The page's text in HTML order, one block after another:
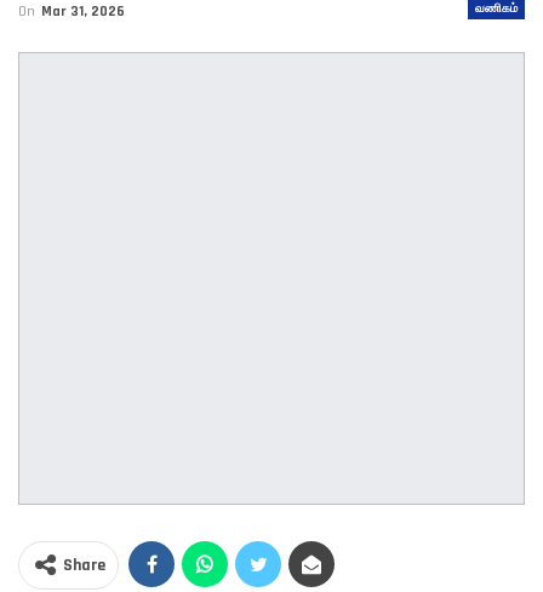
வணிகம்
On Mar 31, 2026
Share